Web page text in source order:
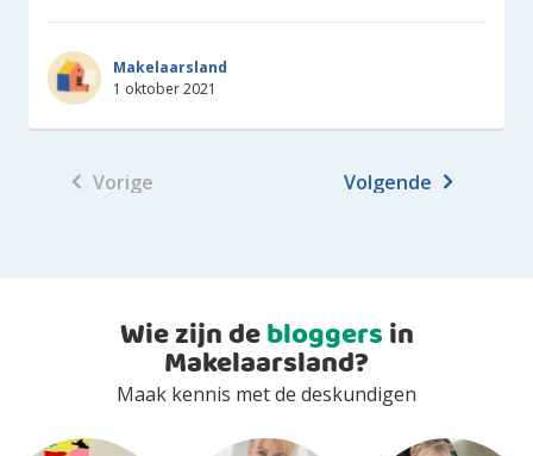
Makelaarsland
1 oktober 2021
Vorige Volgende
Wie zijn debloggersin
Makelaarsland?
Maak kennis met de deskundigen